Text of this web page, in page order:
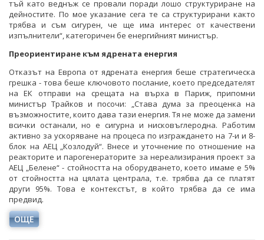
тъй като веднъж се провали поради лошо структуриране на
дейностите. По мое указание сега те са структурирани както
трябва и съм сигурен, че ще има интерес от качествени
изпълнители“, категоричен бе енергийният министър.
Преориентиране към ядрената енергия
Отказът на Европа от ядрената енергия беше стратегическа
грешка - това беше ключовото послание, което председателят
на ЕК отправи на срещата на върха в Париж, припомни
министър Трайков и посочи: „Става дума за преоценка на
възможностите, които дава тази енергия. Тя не може да замени
всички останали, но е сигурна и нисковъглеродна. Работим
активно за ускоряване на процеса по изграждането на 7-и и 8-
блок на АЕЦ „Козлодуй“. Внесе и уточнение по отношение на
реакторите и парогенераторите за нереализирания проект за
АЕЦ „Белене“ - стойността на оборудването, което имаме е 5%
от стойността на цялата централа, т.е. трябва да се платят
други 95%. Това е контекстът, в който трябва да се има
предвид.
ОЩЕ